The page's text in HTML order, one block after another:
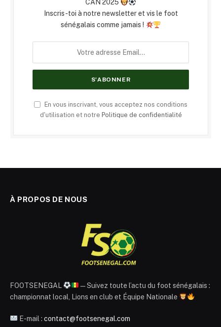
CAN 2025
Inscris-toi à notre newsletter et vis le foot
sénégalais comme jamais !
En vous inscrivant, vous acceptez nos conditions
d'utilisation et notre Politique de confidentialité
À PROPOS DE NOUS
FOOTSENEGAL
— Suivez toute l’actu du foot sénégalais :
championnat local, Lions en club et Équipe Nationale
E-mail : contact@footsenegal.com